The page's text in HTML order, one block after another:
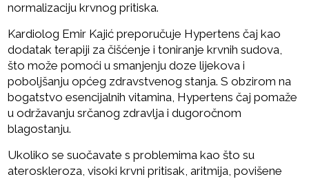
normalizaciju krvnog pritiska.
Kardiolog Emir Kajić preporučuje Hypertens čaj kao
dodatak terapiji za čišćenje i toniranje krvnih sudova,
što može pomoći u smanjenju doze lijekova i
poboljšanju općeg zdravstvenog stanja. S obzirom na
bogatstvo esencijalnih vitamina, Hypertens čaj pomaže
u održavanju srčanog zdravlja i dugoročnom
blagostanju.
Ukoliko se suočavate s problemima kao što su
ateroskleroza, visoki krvni pritisak, aritmija, povišene